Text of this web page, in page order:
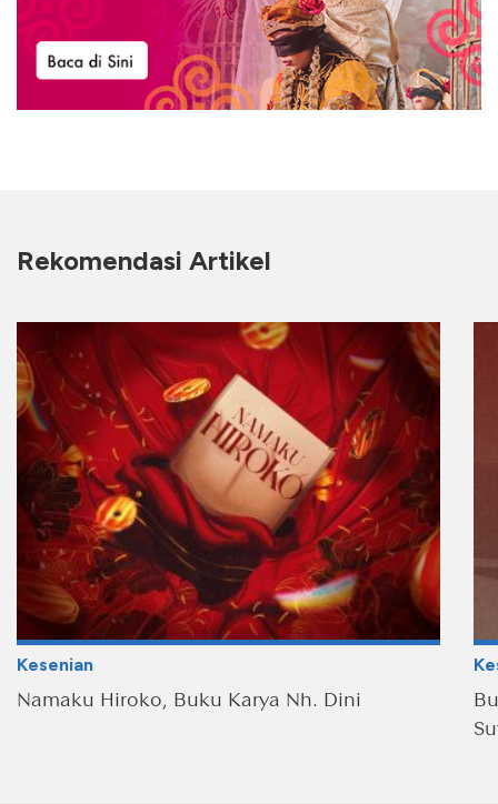
Rekomendasi Artikel
Kesenian
Namaku Hiroko, Buku Karya Nh. Dini